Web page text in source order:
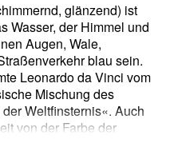
glänzend) ist
Wasser, der Himmel und
Augen, Wale,
blau sein.
Leonardo da Vinci vom
Mischung des
Weltfinsternis«. Auch
von der Farbe der
und der Bildung